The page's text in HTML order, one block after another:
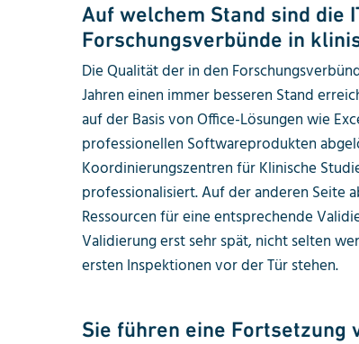
Auf welchem Stand sind die
Forschungsverbünde in
Die Qualität der in den
Jahren einen immer besseren Stand
auf der Basis von Office-Lösungen wie
professionellen Softwareprodukten
Koordinierungszentren für Klinische
professionalisiert. Auf der anderen Seite
Ressourcen für eine entsprechende
Validierung erst sehr spät, nicht selten
ersten Inspektionen vor der Tür stehen.
Sie führen eine Fortsetzung